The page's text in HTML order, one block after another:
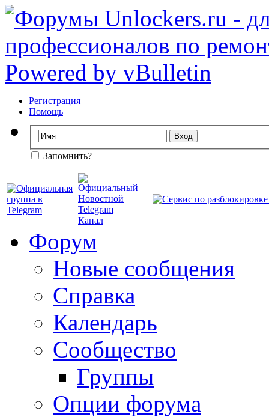
Регистрация
Помощь
Запомнить?
Форум
Новые сообщения
Справка
Календарь
Сообщество
Группы
Опции форума